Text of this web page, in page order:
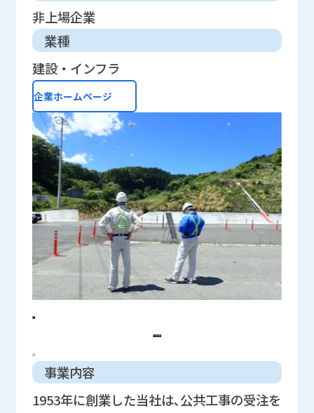
非上場企業
業種
建設・インフラ
企業ホームページ
事業内容
1953年に創業した当社は､公共工事の受注を